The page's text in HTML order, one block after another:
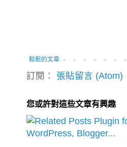
較新的文章
訂閱： 張貼留言 (Atom)
您或許對這些文章有興趣